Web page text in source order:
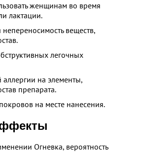
женщинам во время
лактации.
веществ,
легочных
на элементы,
препарата.
на месте нанесения.
Огневка, вероятность